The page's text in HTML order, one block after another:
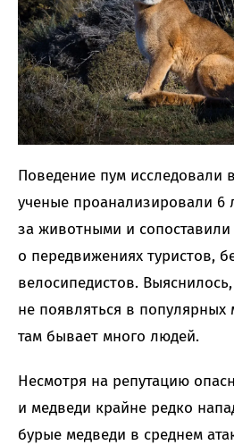
Поведение пум исследовали
ученые проанализировали 6
за животными и
о передвижениях туристов,
велосипедистов.
не появляться в популярных
там бывает много людей.
Несмотря на репутацию
и медведи крайне редко
бурые медведи в среднем